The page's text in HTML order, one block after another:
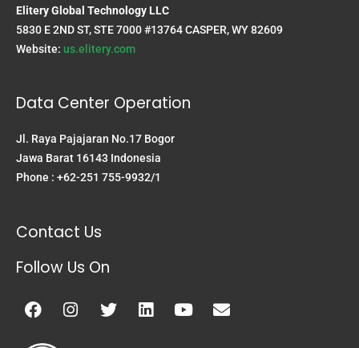
Elitery Global Technology LLC
5830 E 2ND ST, STE 7000 #13764 CASPER, WY 82609
Website: us.elitery.com
Data Center Operation
Jl. Raya Pajajaran No.17 Bogor
Jawa Barat 16143 Indonesia
Phone : +62-251 755-9932/1
Contact Us
Follow Us On
Facebook
Instagram
TwitterLinkedinYoutubeEnvelope